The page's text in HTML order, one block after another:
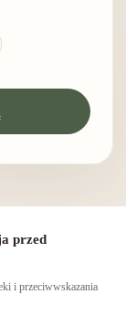
przed
i przeciwwskazania